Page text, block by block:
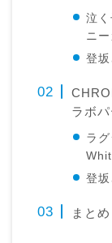
泣
ニー
登坂
ラボ
ラ
登坂
まと